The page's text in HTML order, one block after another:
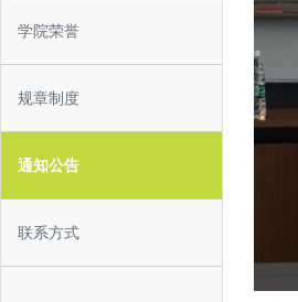
学院荣誉
规章制度
通知公告
联系方式